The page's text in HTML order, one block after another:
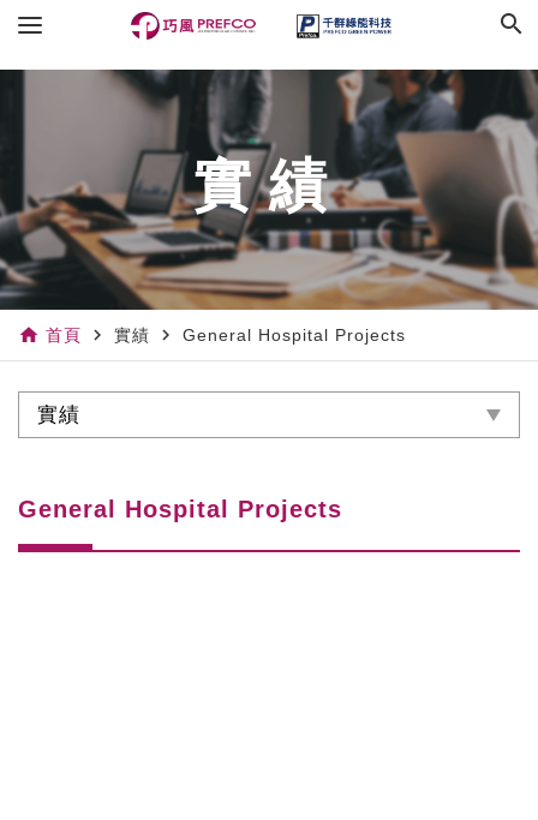
search
實績
home 首頁 navigate_next 實績 navigate_next General Hospital Projects
實績
General Hospital Projects